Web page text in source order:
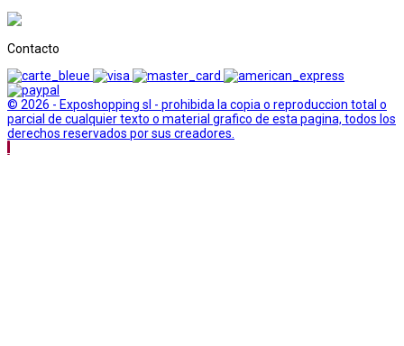
Contacto
© 2026 - Exposhopping sl - prohibida la copia o reproduccion total o
parcial de cualquier texto o material grafico de esta pagina, todos los
derechos reservados por sus creadores.